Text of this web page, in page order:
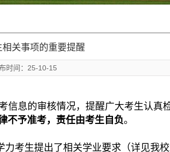
关事项的重要提醒
间：25-10-15
信息的审核情况，提醒广大考生认真
不予准考，责任由考生自负。
考生提出了相关学业要求（详见我